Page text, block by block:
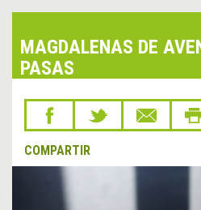
MAGDALENAS DE
PASAS
COMPARTIR
&lsaquo;
Anterior